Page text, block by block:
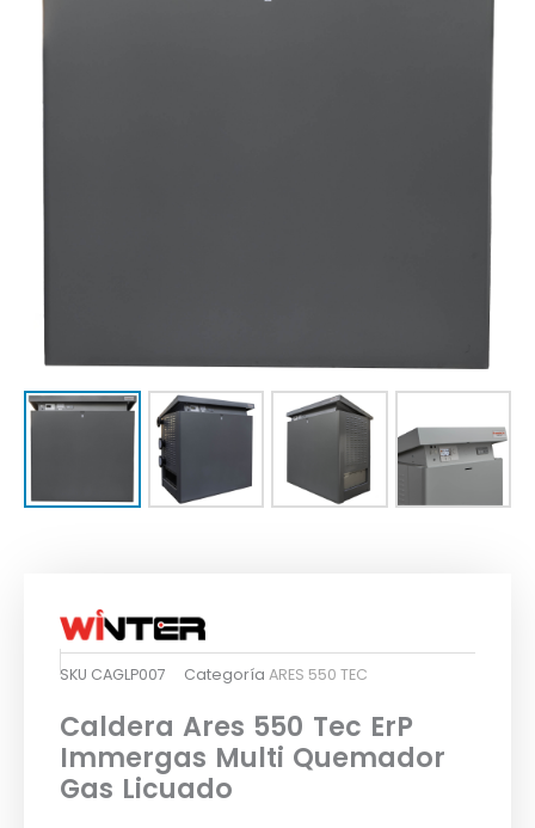
SKU CAGLP007 Categoría ARES 550 TEC
Caldera Ares 550 Tec ErP
Immergas Multi Quemador
Gas Licuado